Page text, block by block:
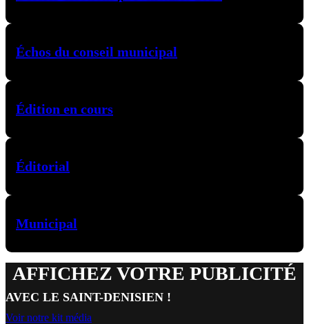
Échos du conseil municipal
Édition en cours
Éditorial
Municipal
AFFICHEZ VOTRE PUBLICITÉ
AVEC LE SAINT-DENISIEN !
Voir notre kit média